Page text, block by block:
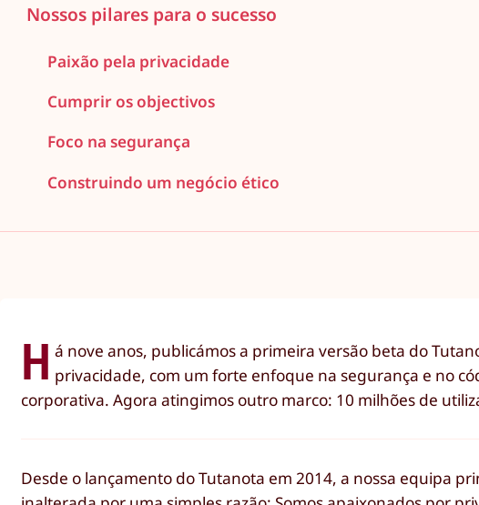
Nossos pilares para o sucesso
Paixão pela privacidade
Cumprir os objectivos
Foco na segurança
Construindo um negócio ético
H á nove anos, publicámos a primeira versão beta do
privacidade, com um forte enfoque na segurança e no
corporativa. Agora atingimos outro marco: 10 milhões de
Desde o lançamento do Tutanota em 2014, a nossa equipa